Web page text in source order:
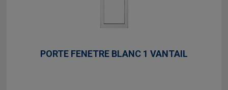
PORTE FENETRE BLANC 1 VANTAIL